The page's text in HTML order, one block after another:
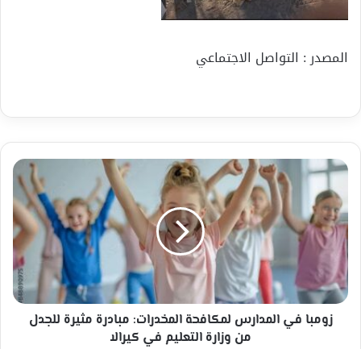
المصدر : التواصل الاجتماعي
زومبا
المدارس
لمكافحة
المخدرات:
مبادرة
مثيرة
للجدل
من
وزارةزومبا في المدارس لمكافحة المخدرات: مبادرة مثيرة للجدل
من وزارة التعليم في كيرالا